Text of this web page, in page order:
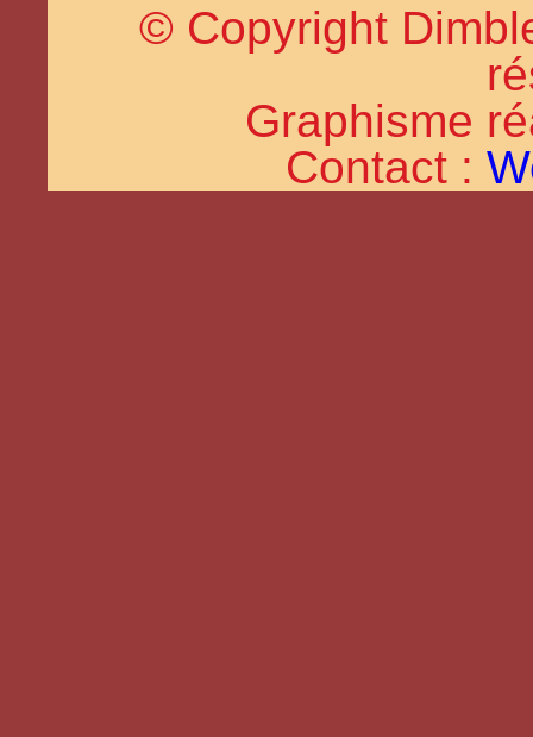
© Copyright
Graphisme
Contact :